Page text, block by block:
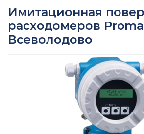
Имитационная
расходомеров
Всеволодово